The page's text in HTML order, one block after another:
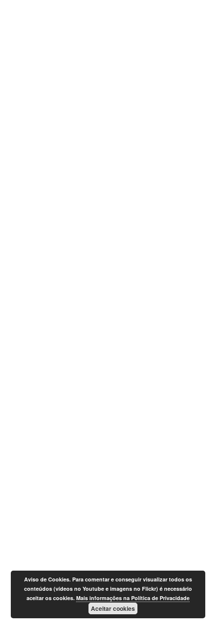
Aviso de Cookies. Para comentar e conseguir visualizar todos os
conteúdos (vídeos no Youtube e imagens no Flickr) é necessário
aceitar os cookies.Mais informações na Política de Privacidade
Aceitar cookies